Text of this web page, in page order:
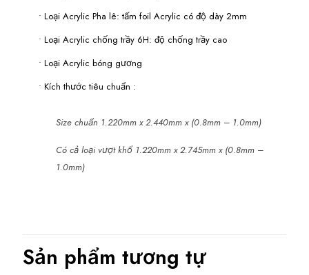
• Loại Acrylic Pha lê: tấm foil Acrylic có độ dày 2mm
• Loại Acrylic chống trầy 6H: độ chống trầy cao
• Loại Acrylic bóng gương
• Kích thước tiêu chuẩn :
Size chuẩn 1.220mm x 2.440mm x (0.8mm – 1.0mm)
Có cả loại vượt khổ 1.220mm x 2.745mm x (0.8mm –
1.0mm)
Sản phẩm tương tự